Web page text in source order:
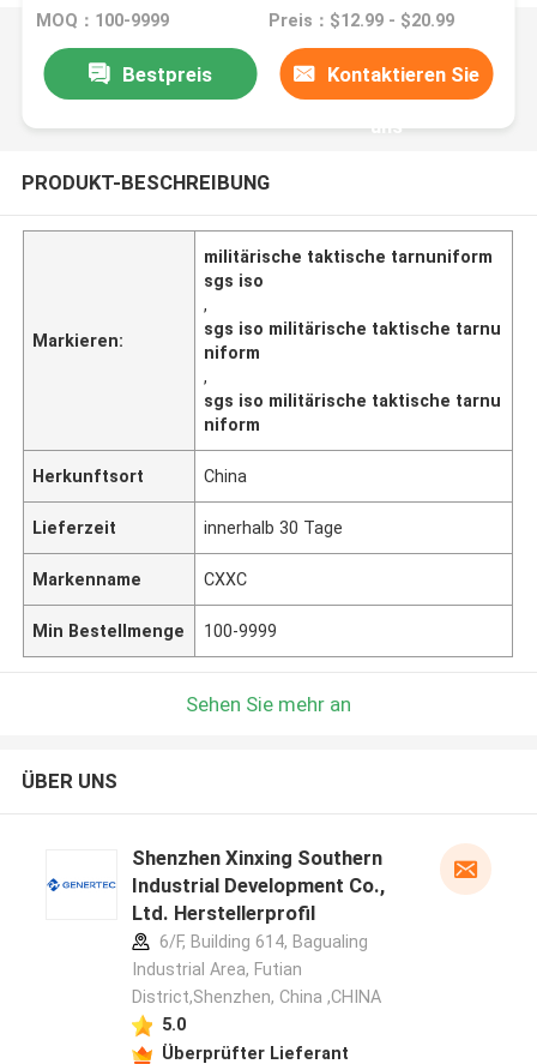
MOQ：100-9999 Preis：$12.99 - $20.99
Bestpreis Kontaktieren Sie
uns
PRODUKT-BESCHREIBUNG
Markieren:
militärische taktische tarnuniform
sgs iso
,
sgs iso militärische taktische tarnu
niform
,
sgs iso militärische taktische tarnu
niform
Herkunftsort China
Lieferzeit innerhalb 30 Tage
Markenname CXXC
Min Bestellmenge 100-9999
Sehen Sie mehr an
ÜBER UNS
Shenzhen Xinxing Southern
Industrial Development Co.,
Ltd. Herstellerprofil
6/F, Building 614, Bagualing
Industrial Area, Futian
District,Shenzhen, China ,CHINA
5.0
Überprüfter Lieferant